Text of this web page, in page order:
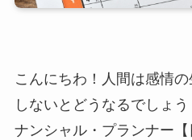
こんにちわ！人間は感情
しないとどうなるでしょ
ナンシャル・プランナー